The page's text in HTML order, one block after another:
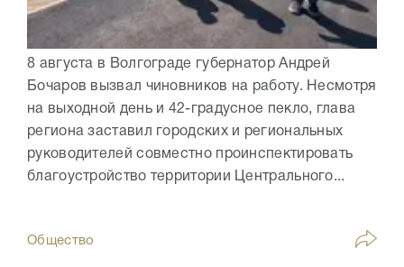
8 августа в Волгограде губернатор Андрей
Бочаров вызвал чиновников на работу. Несмотря
на выходной день и 42-градусное пекло, глава
региона заставил городских и региональных
руководителей совместно проинспектировать
благоустройство территории Центрального...
Общество